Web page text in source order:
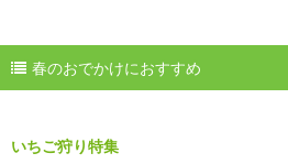
春のおでかけにおすすめ
いちご狩り特集